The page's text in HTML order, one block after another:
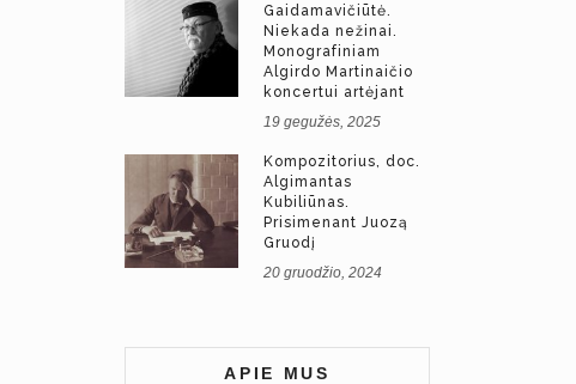
Gaidamavičiūtė.
Niekada nežinai.
Monografiniam
Algirdo Martinaičio
koncertui artėjant
19 gegužės, 2025
Kompozitorius, doc.
Algimantas
Kubiliūnas.
Prisimenant Juozą
Gruodį
20 gruodžio, 2024
APIE MUS